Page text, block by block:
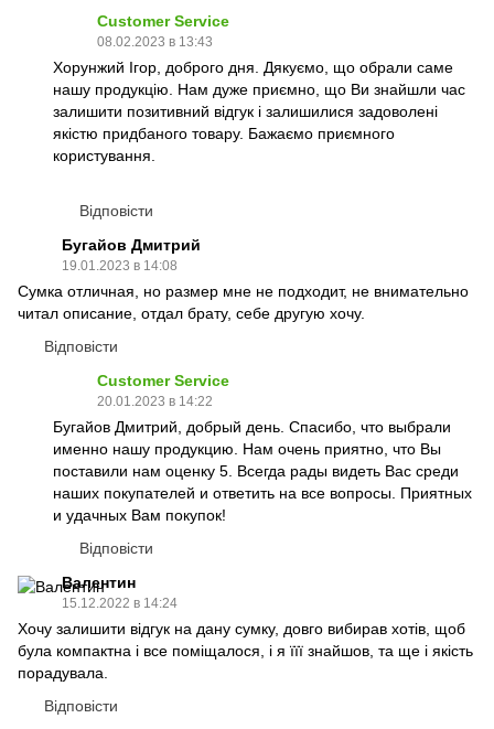
Customer Service
08.02.2023 в 13:43
Хорунжий Ігор, доброго дня. Дякуємо, що обрали саме
нашу продукцію. Нам дуже приємно, що Ви знайшли час
залишити позитивний відгук і залишилися задоволені
якістю придбаного товару. Бажаємо приємного
користування.
Відповісти
Бугайов Дмитрий
19.01.2023 в 14:08
Сумка отличная, но размер мне не подходит, не внимательно
читал описание, отдал брату, себе другую хочу.
Відповісти
Customer Service
20.01.2023 в 14:22
Бугайов Дмитрий, добрый день. Спасибо, что выбрали
именно нашу продукцию. Нам очень приятно, что Вы
поставили нам оценку 5. Всегда рады видеть Вас среди
наших покупателей и ответить на все вопросы. Приятных
и удачных Вам покупок!
Відповісти
Валентин
15.12.2022 в 14:24
Хочу залишити відгук на дану сумку, довго вибирав хотів, щоб
була компактна і все поміщалося, і я їїї знайшов, та ще і якість
порадувала.
Відповісти